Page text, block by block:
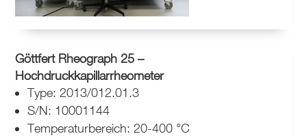
Göttfert Rheograph 25 –
Hochdruckkapillarrheometer
Type: 2013/012.01.3
S/N: 10001144
Temperaturbereich: 20-400 °C